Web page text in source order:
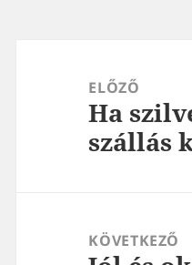
navigációELŐZŐ
Korábbi
Ha
szállás
KÖVETKEZŐ